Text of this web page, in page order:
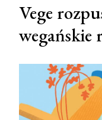
Vege
wegańskie